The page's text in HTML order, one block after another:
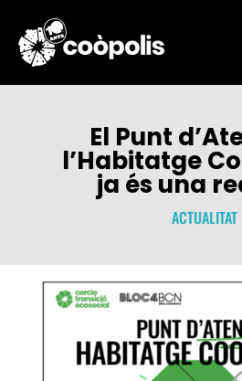
El Punt
l’Habitatge
ja és una
ACTUALITAT